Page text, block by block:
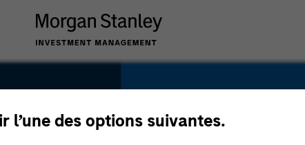
l’une des options suivantes.
Retail